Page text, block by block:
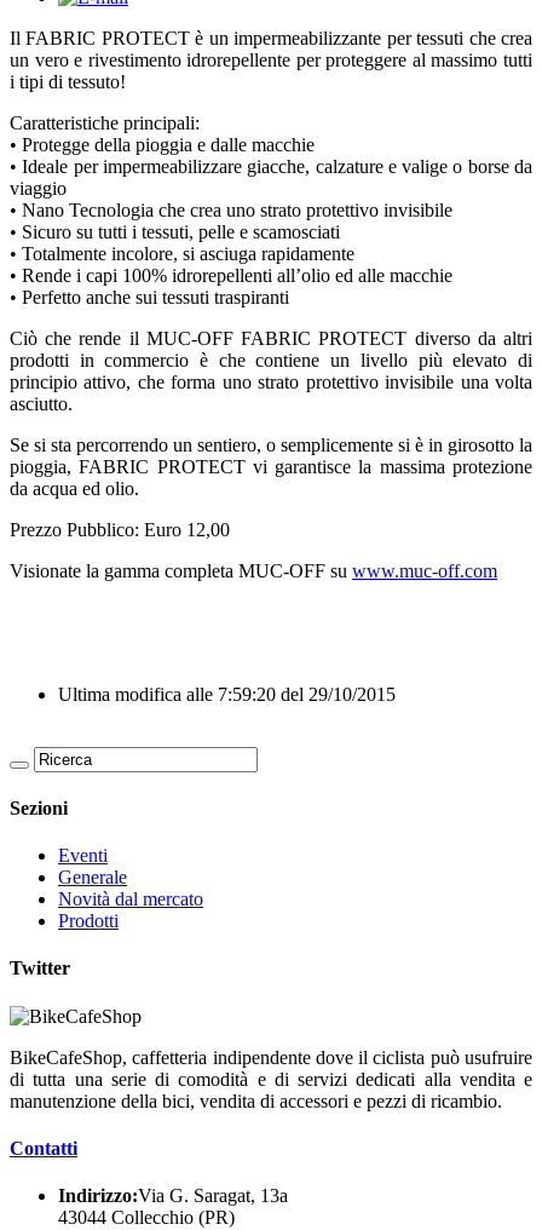
Il FABRIC PROTECT è un impermeabilizzante per tessuti che crea
un vero e rivestimento idrorepellente per proteggere al massimo tutti
i tipi di tessuto!
Caratteristiche principali:
• Protegge della pioggia e dalle macchie
• Ideale per impermeabilizzare giacche, calzature e valige o borse da
viaggio
• Nano Tecnologia che crea uno strato protettivo invisibile
• Sicuro su tutti i tessuti, pelle e scamosciati
• Totalmente incolore, si asciuga rapidamente
• Rende i capi 100% idrorepellenti all’olio ed alle macchie
• Perfetto anche sui tessuti traspiranti
Ciò che rende il MUC-OFF FABRIC PROTECT diverso da altri
prodotti in commercio è che contiene un livello più elevato di
principio attivo, che forma uno strato protettivo invisibile una volta
asciutto.
Se si sta percorrendo un sentiero, o semplicemente si è in girosotto la
pioggia, FABRIC PROTECT vi garantisce la massima protezione
da acqua ed olio.
Prezzo Pubblico: Euro 12,00
Visionate la gamma completa MUC-OFF su www.muc-off.com
Ultima modifica alle 7:59:20 del 29/10/2015
Sezioni
Eventi
Generale
Novità dal mercato
Prodotti
Twitter
BikeCafeShop, caffetteria indipendente dove il ciclista può usufruire
di tutta una serie di comodità e di servizi dedicati alla vendita e
manutenzione della bici, vendita di accessori e pezzi di ricambio.
Contatti
Indirizzo:Via G. Saragat, 13a
43044 Collecchio (PR)